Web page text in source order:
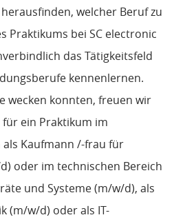
welcher Beruf zu
Praktikums bei SC electronic
das Tätigkeitsfeld
kennenlernen.
wecken konnten, freuen wir
ein Praktikum im
Kaufmann /-frau für
oder im technischen Bereich
und Systeme (m/w/d), als
(m/w/d) oder als IT-